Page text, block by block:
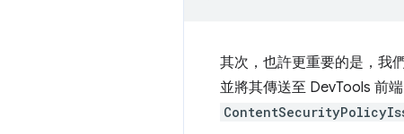
其次，也許更重要的是，我
並將其傳送至 DevTools 前